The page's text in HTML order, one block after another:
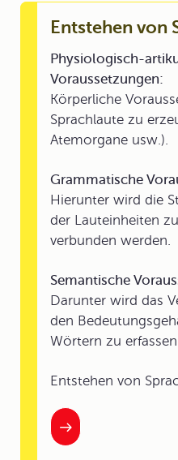
Entstehen von
Physiologisch-
Voraussetzungen:
Körperliche
Sprachlaute zu
Atemorgane usw.).
Grammatische
Hierunter wird die
der Lauteinheiten
verbunden werden.
Semantische
Darunter wird das
den
Wörtern zu
Entstehen von